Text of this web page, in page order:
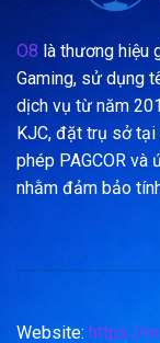
O8 là thương hiệu
Gaming, sử dụng
dịch vụ từ năm
KJC, đặt trụ sở
phép PAGCOR
nhằm đảm bảo
Website: https://